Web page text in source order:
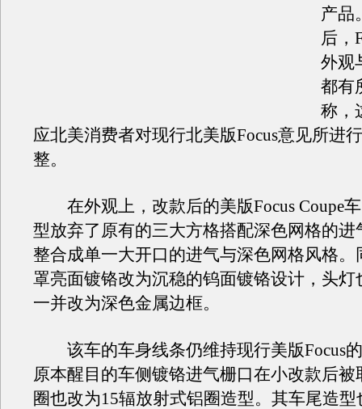
产品
后，
外观
都有
称，
应北美消费者对现行北美版Focus意见所进
整。
在外观上，改款后的美版Focus Coupe
型放弃了原有的三大方格搭配深色网格的进
整合成单一大开口的进气与深色网格风格。
罩亮面镀铬改为沉稳的钨面镀铬设计，头灯
一并改为深色金属边框。
该车的车身线条仍维持现行美版Focus
原本醒目的车侧镀铬进气栅口在小改款后被
圈也改为15辐放射式铝圈造型。其车尾造